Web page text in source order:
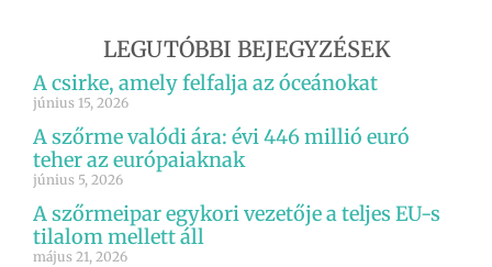
LEGUTÓBBI BEJEGYZÉSEK
A csirke, amely felfalja az óceánokat
június 15, 2026
A szőrme valódi ára: évi 446 millió euró
teher az európaiaknak
június 5, 2026
A szőrmeipar egykori vezetője a teljes EU-s
tilalom mellett áll
május 21, 2026